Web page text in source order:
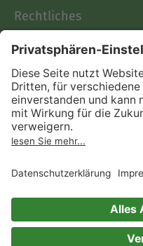
Rechtliches
AGB
Informationen nach Data
Act
Verträge hier kündigen
Impressum
Immer